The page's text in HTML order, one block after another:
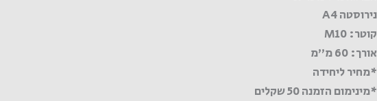
נירוסטה A4
קוטר: M10
אורך: 60 מ"מ
*מחיר ליחידה
*מינימום הזמנה 50 שקלים